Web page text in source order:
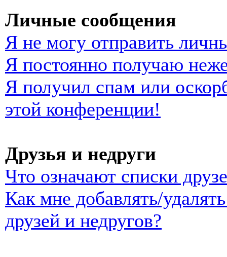
Личные сообщения
Я не могу отправить
Я постоянно получаю
Я получил спам или
этой конференции!
Друзья и недруги
Что означают списки
Как мне добавлять/
друзей и недругов?